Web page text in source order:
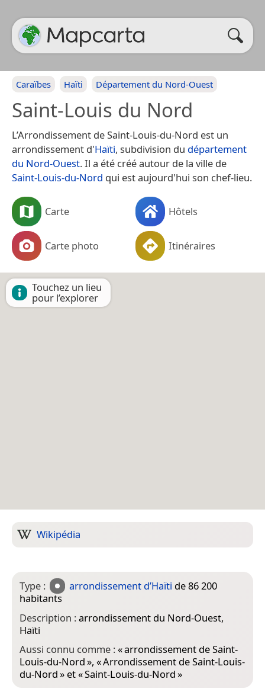
Caraïbes Haïti Département du Nord-Ouest
Saint-Louis du Nord
L’Arrondissement de Saint-Louis-du-Nord est un
arrondissement d'Haïti, subdivision du département
du Nord-Ouest. Il a été créé autour de la ville de
Saint-Louis-du-Nord qui est aujourd'hui son chef-lieu.
Carte Hôtels
Carte photo Itinéraires
Touchez un lieu
pour l’explorer
Wikipédia
Type : arrondissement d’Haïti de 86 200
habitants
Description :arrondissement du Nord-Ouest,
Haïti
Aussi connu comme :«arrondissement de Saint-
Louis-du-Nord», «Arrondissement de Saint-Louis-
du-Nord» et «Saint-Louis-du-Nord»